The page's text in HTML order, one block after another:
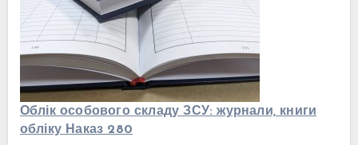
Облік особового складу ЗСУ: журнали, книги
обліку Наказ 280